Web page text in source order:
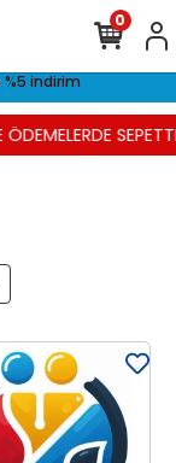
indirim
0